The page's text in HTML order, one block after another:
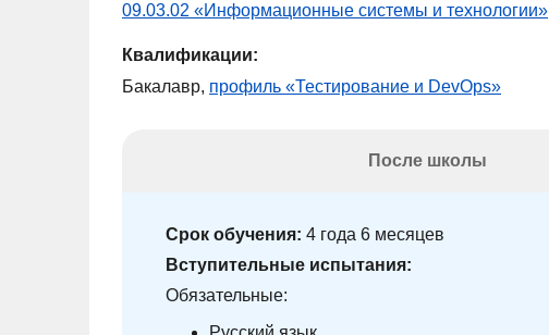
09.03.02 «Информационные системы и технологии»
Квалификации:
Бакалавр, профиль «Тестирование и DevOps»
После школы
Срок обучения: 4 года 6 месяцев
Вступительные испытания:
Обязательные: